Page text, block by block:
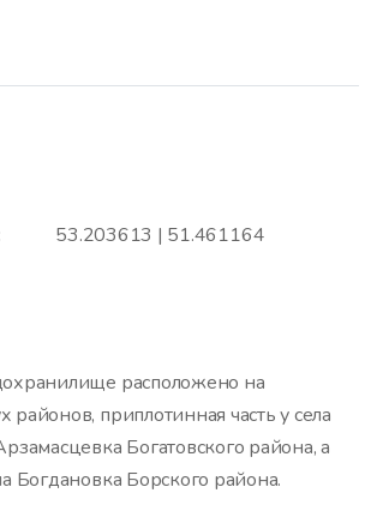
53.203613 | 51.461164
расположено на
районов, приплотинная часть у села
Богатовского района, а
Богдановка Борского района.